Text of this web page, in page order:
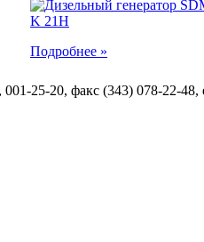
Подробнее »
001-25-20, факс (343) 078-22-